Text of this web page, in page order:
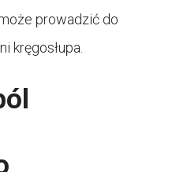
prowadzić do
kręgosłupa.